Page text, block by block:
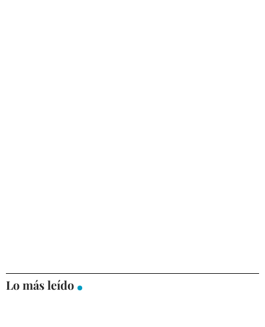
Lo más leído